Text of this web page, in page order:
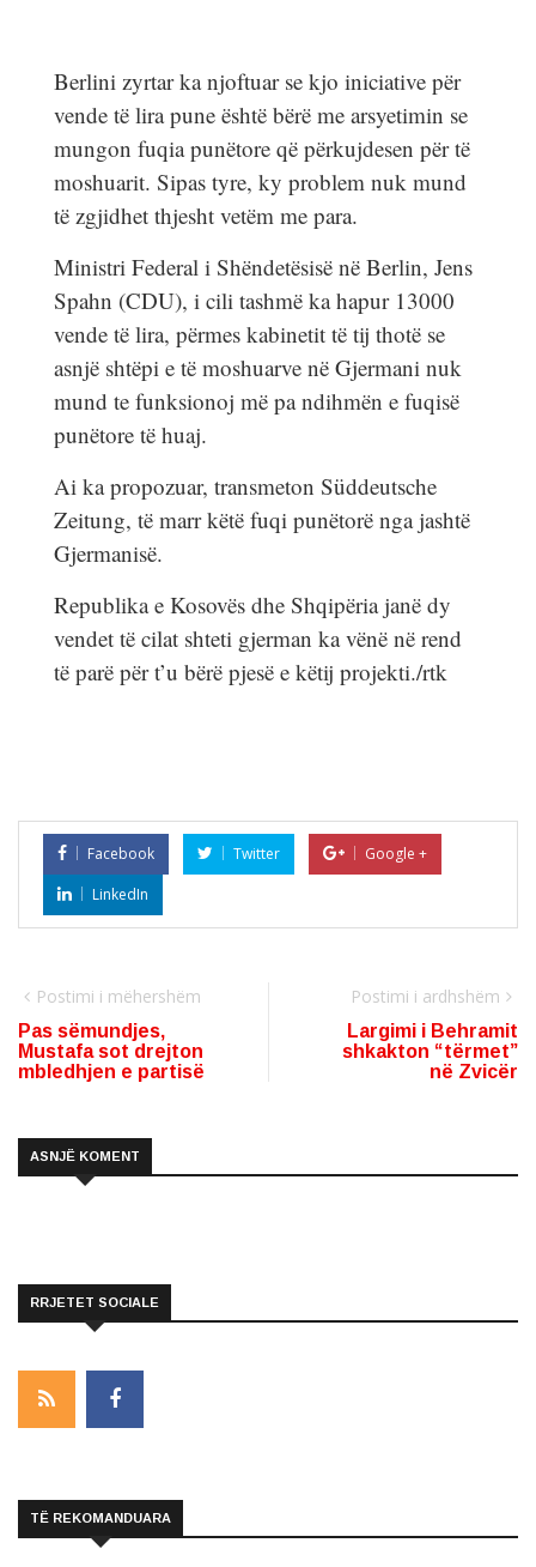
Berlini zyrtar ka njoftuar se kjo iniciative për
vende të lira pune është bërë me arsyetimin se
mungon fuqia punëtore që përkujdesen për të
moshuarit. Sipas tyre, ky problem nuk mund
të zgjidhet thjesht vetëm me para.
Ministri Federal i Shëndetësisë në Berlin, Jens
Spahn (CDU), i cili tashmë ka hapur 13000
vende të lira, përmes kabinetit të tij thotë se
asnjë shtëpi e të moshuarve në Gjermani nuk
mund te funksionoj më pa ndihmën e fuqisë
punëtore të huaj.
Ai ka propozuar, transmeton Süddeutsche
Zeitung, të marr këtë fuqi punëtorë nga jashtë
Gjermanisë.
Republika e Kosovës dhe Shqipëria janë dy
vendet të cilat shteti gjerman ka vënë në rend
të parë për t’u bërë pjesë e këtij projekti./rtk
Facebook Twitter
Google +
LinkedIn
Postimi i mëhershëm
Pas sëmundjes,
Mustafa sot drejton
mbledhjen e partisë
Postimi i ardhshëm
Largimi i Behramit
shkakton “tërmet”
në Zvicër
ASNJË KOMENT
RRJETET SOCIALE
TË REKOMANDUARA